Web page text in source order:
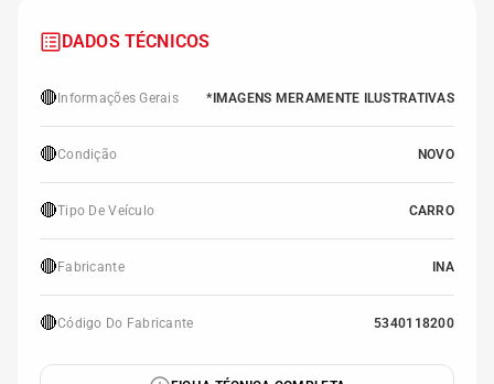
DADOS TÉCNICOS
🔴 Informações Gerais *IMAGENS MERAMENTE ILUSTRATIVAS
🔴Condição NOVO
🔴Tipo De Veículo CARRO
🔴 Fabricante INA
🔴Código Do Fabricante 5340118200